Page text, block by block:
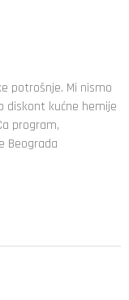
potrošnje. Mi nismo
diskont kućne hemije
program,
Beograda